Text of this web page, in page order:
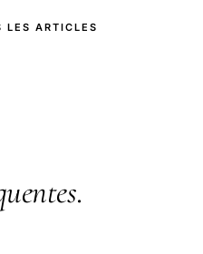
LES ARTICLES
.